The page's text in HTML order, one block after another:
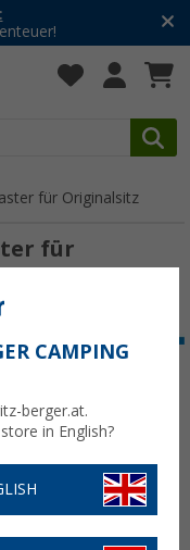
für Originalsitz
für
CAMPING
berger.at.
in English?